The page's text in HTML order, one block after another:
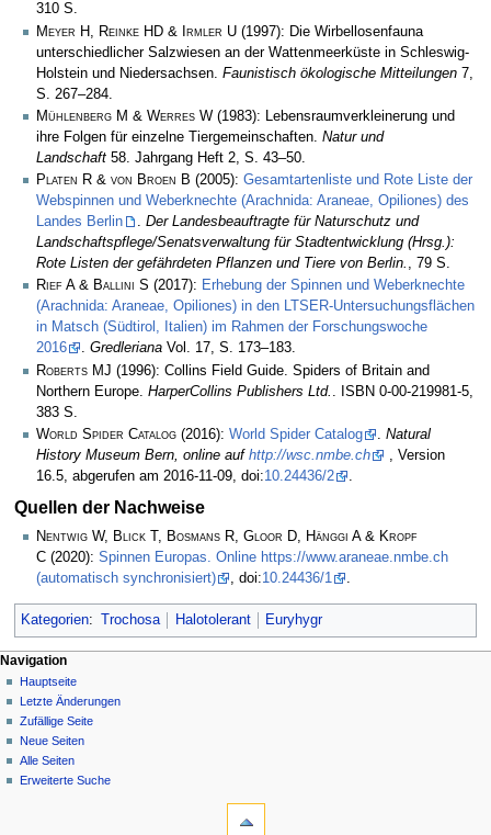
310 S.
Meyer H, Reinke HD & Irmler U (1997): Die Wirbellosenfauna
unterschiedlicher Salzwiesen an der Wattenmeerküste in Schleswig-
Holstein und Niedersachsen. Faunistisch ökologische Mitteilungen 7,
S. 267–284.
Mühlenberg M & Werres W (1983): Lebensraumverkleinerung und
ihre Folgen für einzelne Tiergemeinschaften. Natur und
Landschaft 58. Jahrgang Heft 2, S. 43–50.
Platen R & von Broen B (2005): Gesamtartenliste und Rote Liste der
Webspinnen und Weberknechte (Arachnida: Araneae, Opiliones) des
Landes Berlin
. Der Landesbeauftragte für Naturschutz und
Landschaftspflege/Senatsverwaltung für Stadtentwicklung (Hrsg.):
Rote Listen der gefährdeten Pflanzen und Tiere von Berlin. , 79 S.
Rief A & Ballini S (2017): Erhebung der Spinnen und Weberknechte
(Arachnida: Araneae, Opiliones) in den LTSER-Untersuchungsflächen
in Matsch (Südtirol, Italien) im Rahmen der Forschungswoche
2016
. Gredleriana Vol. 17, S. 173–183.
Roberts MJ (1996): Collins Field Guide. Spiders of Britain and
Northern Europe. HarperCollins Publishers Ltd.
. ISBN 0-00-219981-5,
383 S.
World Spider Catalog (2016): World Spider Catalog . Natural
History Museum Bern, online auf http://wsc.nmbe.ch
, Version
16.5, abgerufen am 2016-11-09, doi:10.24436/2 .
Quellen der Nachweise
Nentwig W, Blick T, Bosmans R, Gloor D, Hänggi A & Kropf
C (2020): Spinnen Europas. Online https://www.araneae.nmbe.ch
(automatisch synchronisiert)
, doi:10.24436/1 .
Kategorien: Trochosa Halotolerant Euryhygr
Navigation
Hauptseite
Letzte Änderungen
Zufällige Seite
Neue Seiten
Alle Seiten
Erweiterte Suche